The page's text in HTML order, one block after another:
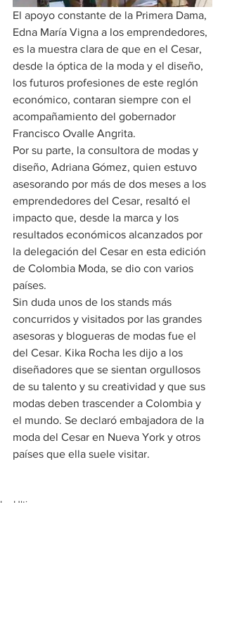
El apoyo constante de la Primera Dama,
Edna María Vigna a los emprendedores,
es la muestra clara de que en el Cesar,
desde la óptica de la moda y el diseño,
los futuros profesiones de este reglón
económico, contaran siempre con el
acompañamiento del gobernador
Francisco Ovalle Angrita.
Por su parte, la consultora de modas y
diseño, Adriana Gómez, quien estuvo
asesorando por más de dos meses a los
emprendedores del Cesar, resaltó el
impacto que, desde la marca y los
resultados económicos alcanzados por
la delegación del Cesar en esta edición
de Colombia Moda, se dio con varios
países.
Sin duda unos de los stands más
concurridos y visitados por las grandes
asesoras y blogueras de modas fue el
del Cesar. Kika Rocha les dijo a los
diseñadores que se sientan orgullosos
de su talento y su creatividad y que sus
modas deben trascender a Colombia y
el mundo. Se declaró embajadora de la
moda del Cesar en Nueva York y otros
países que ella suele visitar.
Lo Ultimo